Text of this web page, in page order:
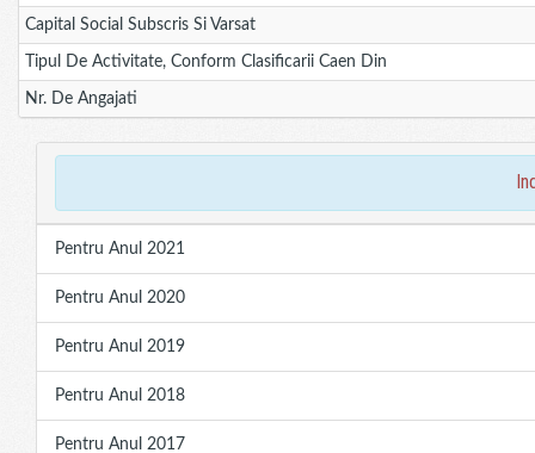
Capital Social Subscris Si Varsat
Tipul De Activitate, Conform Clasificarii Caen Din
Nr. De Angajati
Pentru Anul 2021
Pentru Anul 2020
Pentru Anul 2019
Pentru Anul 2018
Pentru Anul 2017